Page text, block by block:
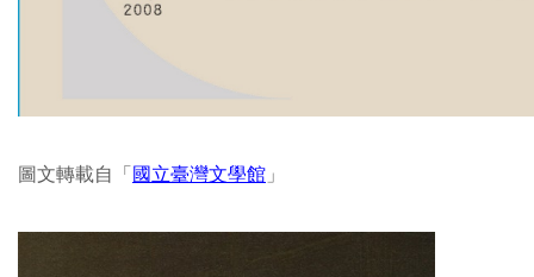
圖文轉載自「 國立臺灣文學館 」